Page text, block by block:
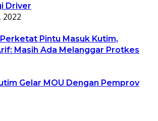
Driver
Pintu Masuk Kutim,
Masih Ada Melanggar Protkes
Gelar MOU Dengan Pemprov